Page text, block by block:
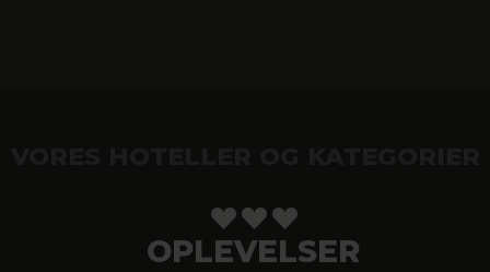
OPLEVELSER